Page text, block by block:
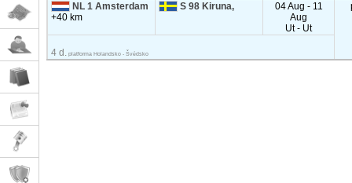
NL 1 Amsterdam
+40 km
S 98 Kiruna,
04 Aug - 11
Aug
Ut - Ut
4 d. platforma Holandsko - Švédsko